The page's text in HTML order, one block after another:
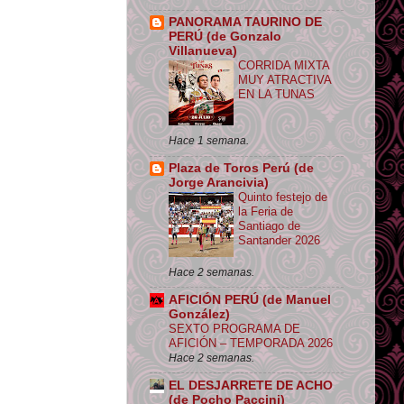
PANORAMA TAURINO DE
PERÚ (de Gonzalo
Villanueva)
CORRIDA MIXTA
MUY ATRACTIVA
EN LA TUNAS
Hace 1 semana.
Plaza de Toros Perú (de
Jorge Arancivia)
Quinto festejo de
la Feria de
Santiago de
Santander 2026
Hace 2 semanas.
AFICIÓN PERÚ (de Manuel
González)
SEXTO PROGRAMA DE
AFICIÓN – TEMPORADA 2026
Hace 2 semanas.
EL DESJARRETE DE ACHO
(de Pocho Paccini)